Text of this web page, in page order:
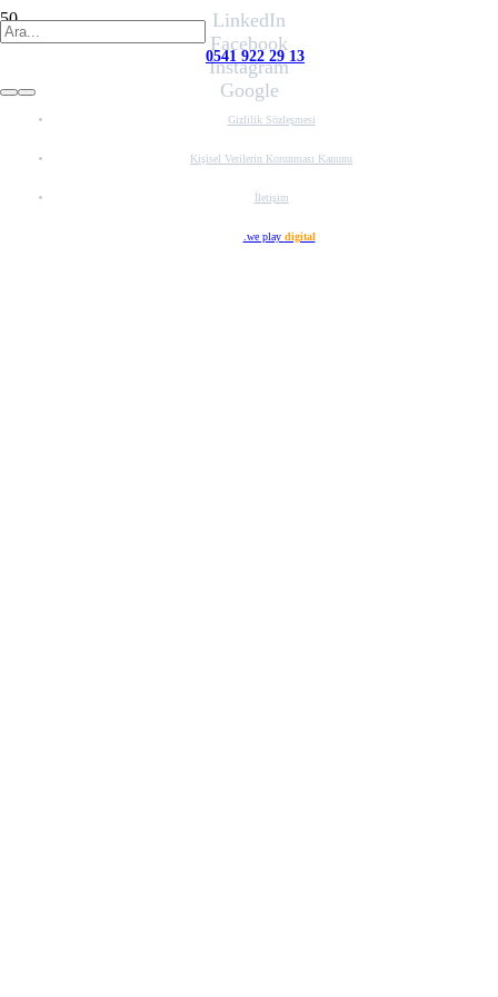
0541 922 29 13
LinkedIn
Facebook
Instagram
Google
Gizlilik Sözleşmesi
Kişisel Verilerin Korunması Kanunu
İletişim
.we play digital